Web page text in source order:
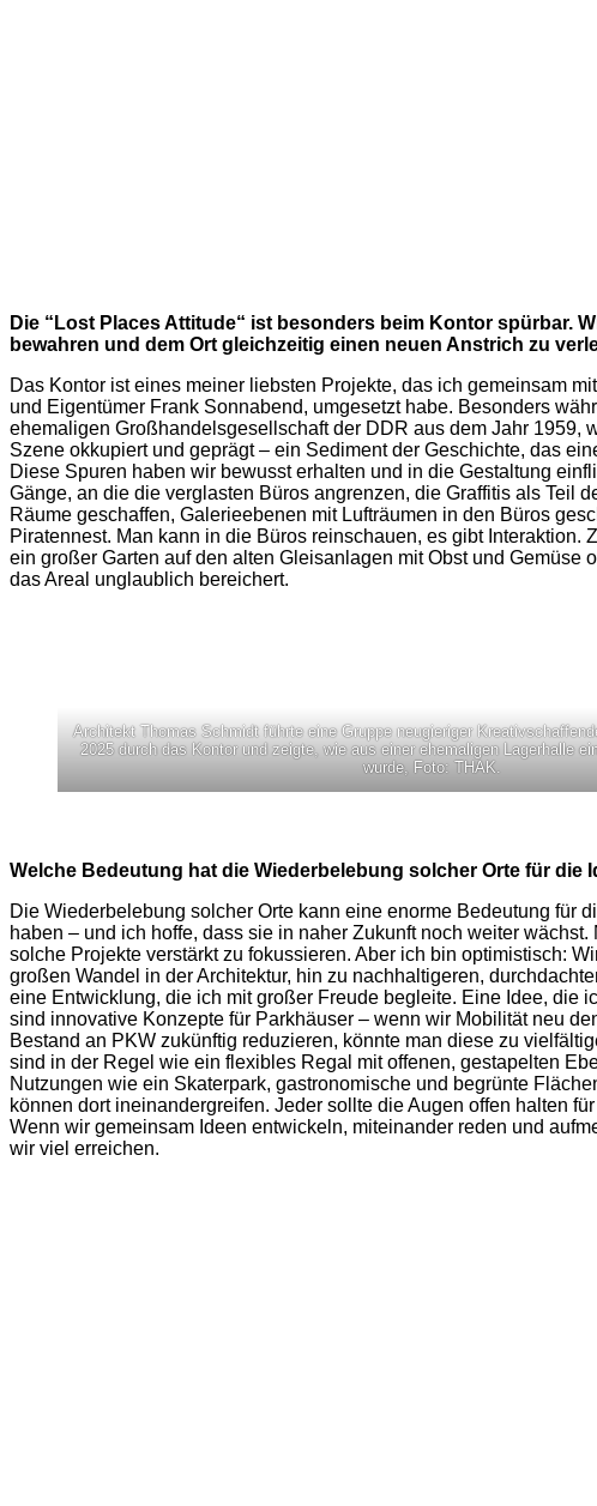
Die “Lost Places Attitude“ ist besonders beim Kontor spürbar.
bewahren und dem Ort gleichzeitig einen neuen Anstrich zu
Das Kontor ist eines meiner liebsten Projekte, das ich gemeinsam
und Eigentümer Frank Sonnabend, umgesetzt habe. Besonders
ehemaligen Großhandelsgesellschaft der DDR aus dem Jahr 1959,
Szene okkupiert und geprägt – ein Sediment der Geschichte, das
Diese Spuren haben wir bewusst erhalten und in die Gestaltung
Gänge, an die die verglasten Büros angrenzen, die Graffitis als Teil
Räume geschaffen, Galerieebenen mit Lufträumen in den Büros
Piratennest. Man kann in die Büros reinschauen, es gibt Interaktion.
ein großer Garten auf den alten Gleisanlagen mit Obst und Gemüse
das Areal unglaublich bereichert.
Architekt Thomas Schmidt führte eine Gruppe neugieriger
2025 durch das Kontor und zeigte, wie aus einer ehemaligen Lagerhalle
wurde, Foto: THAK.
Welche Bedeutung hat die Wiederbelebung solcher Orte für die
Die Wiederbelebung solcher Orte kann eine enorme Bedeutung für
haben – und ich hoffe, dass sie in naher Zukunft noch weiter wächst.
solche Projekte verstärkt zu fokussieren. Aber ich bin optimistisch:
großen Wandel in der Architektur, hin zu nachhaltigeren,
eine Entwicklung, die ich mit großer Freude begleite. Eine Idee, die
sind innovative Konzepte für Parkhäuser – wenn wir Mobilität neu
Bestand an PKW zukünftig reduzieren, könnte man diese zu
sind in der Regel wie ein flexibles Regal mit offenen, gestapelten
Nutzungen wie ein Skaterpark, gastronomische und begrünte
können dort ineinandergreifen. Jeder sollte die Augen offen halten
Wenn wir gemeinsam Ideen entwickeln, miteinander reden und
wir viel erreichen.